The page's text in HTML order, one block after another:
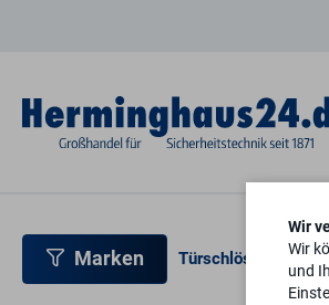
Marken Türschlösser
Wir
Wir
und